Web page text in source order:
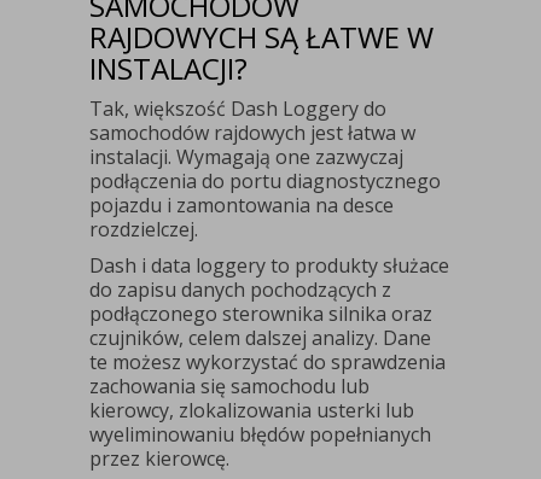
RAJDOWYCH SĄ ŁATWE W
INSTALACJI?
Tak, większość Dash Loggery do
samochodów rajdowych jest łatwa w
instalacji. Wymagają one zazwyczaj
podłączenia do portu diagnostycznego
pojazdu i zamontowania na desce
rozdzielczej.
Dash i data loggery to produkty służace
do zapisu danych pochodzących z
podłączonego sterownika silnika oraz
czujników, celem dalszej analizy. Dane
te możesz wykorzystać do sprawdzenia
zachowania się samochodu lub
kierowcy, zlokalizowania usterki lub
wyeliminowaniu błędów popełnianych
przez kierowcę.